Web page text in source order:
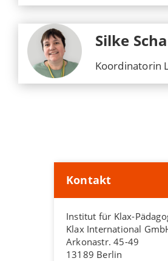
Silke
Koordinatorin
Kontakt
Institut für Klax-
Klax International
Arkonastr. 45-49
13189 Berlin